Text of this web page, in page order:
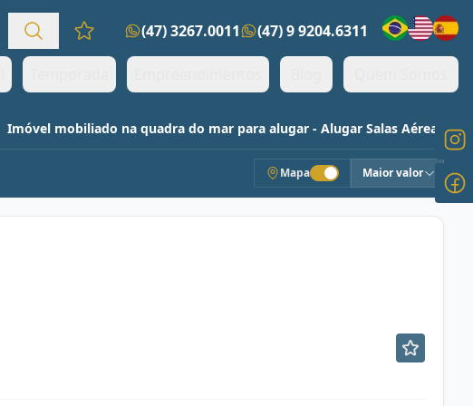
Favoritos (0 itens)
(47) 3267.0011 (47) 9 9204.6311
Imóvel mobiliado na quadra do mar para alugar - Alugar Salas Aéreas
Mapa Maior valor